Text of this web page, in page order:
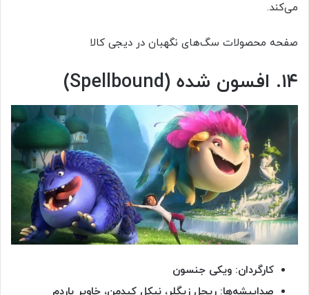
می‌کند.
صفحه محصولات سگ‌های نگهبان در دیجی کالا
۱۴. افسون شده (Spellbound)
کارگردان: ویکی جنسون
صداپیشه‌ها: ریچل زیگلر، نیکل کیدمن، خاویر باردم